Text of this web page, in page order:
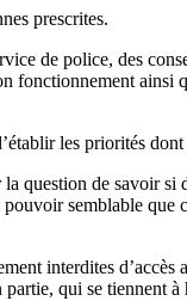
prescrites.
de police, des
ainsi
les priorités
question de savoir si
semblable
interdites
qui se tiennent à